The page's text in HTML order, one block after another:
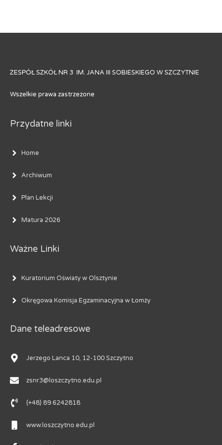
ZESPÓŁ SZKÓŁ NR 3 IM. JANA III SOBIESKIEGO W SZCZYTNIE
Wszelkie prawa zastrzeżone
Przydatne linki
Home
Archiwum
Plan Lekcji
Matura 2026
Ważne Linki
Kuratorium Oświaty w Olsztynie
Okręgowa Komisja Egzaminacyjna w Łomży
Dane teleadresowe
Jerzego Lanca 10, 12-100 Szczytno
zsnr3@loszczytno.edu.pl
(+48) 89 6242818
www.loszczytno.edu.pl